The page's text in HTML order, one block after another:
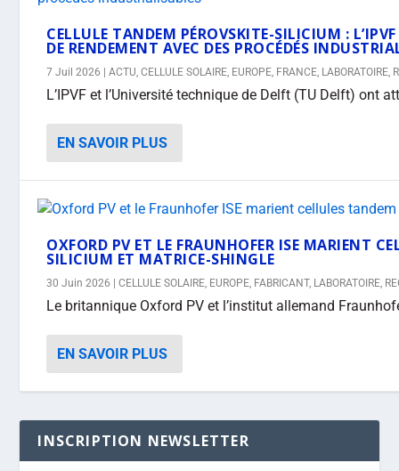
CELLULE TANDEM PÉROVSKITE-SILICIUM :
DE RENDEMENT AVEC DES PROCÉDÉS
7 Juil 2026 |ACTU,CELLULE SOLAIRE, EUROPE, FRANCE, LABORATOIRE,
L’IPVF et l’Université technique de Delft (TU Delft) ont
EN SAVOIR PLUS
OXFORD PV ET LE FRAUNHOFER ISE MARIENT
SILICIUM ET MATRICE-SHINGLE
30 Juin 2026 |CELLULE SOLAIRE, EUROPE, FABRICANT, LABORATOIRE,
Le britannique Oxford PV et l’institut allemand
EN SAVOIR PLUS
INSCRIPTION NEWSLETTER